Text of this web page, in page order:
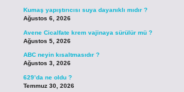
Kumaş yapıştırıcısı suya dayanıklı mıdır ?
Ağustos 6, 2026
Avene Cicalfate krem vajinaya sürülür mü ?
Ağustos 5, 2026
ABC neyin kısaltmasıdır ?
Ağustos 3, 2026
629’da ne oldu ?
Temmuz 30, 2026